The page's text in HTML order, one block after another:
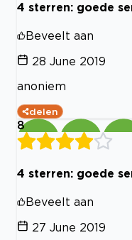
4 sterren: goede
Beveelt aan
28 June 2019
anoniem
delen
8
4 sterren: goede
Beveelt aan
27 June 2019